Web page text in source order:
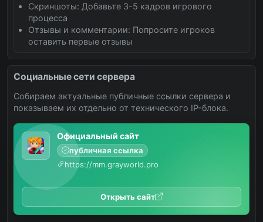
Скриншоты: Добавьте 3-5 кадров игрового
процесса
Отзывы и комментарии: Попросите игроков
оставить первые отзывы
Социальные сети сервера
Собираем актуальные публичные ссылки сервера и
показываем их отдельно от технического IP-блока.
Официальный сайт
публичная ссылка
https://mm.grayworld.pro
Открыть сайт